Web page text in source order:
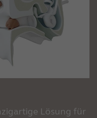
Lösung für